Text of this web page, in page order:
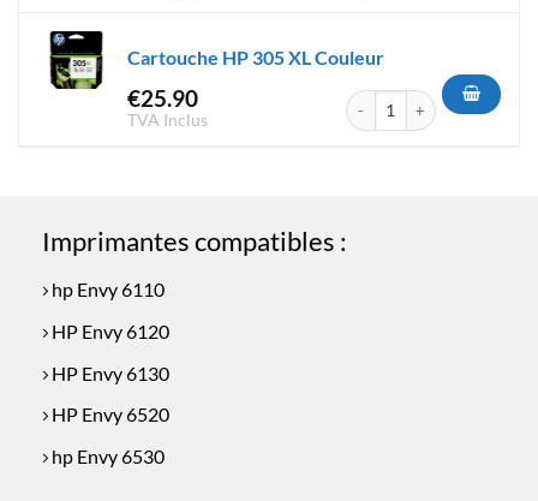
Cartouche HP 305 XL Couleur
€25.90
TVA Inclus
quantité de Cartouche HP
Imprimantes compatibles :
hp Envy 6110
HP Envy 6120
HP Envy 6130
HP Envy 6520
hp Envy 6530